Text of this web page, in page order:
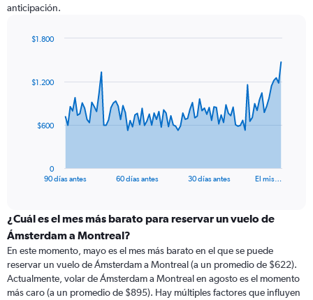
anticipación.
data
The
categories.
Range:
categories.
The
chart
has
90 días antes 60 días antes 30 días antes El mis…
0
$600
$1.200
$1.800
¿Cuál es el mes más barato para reservar un vuelo de
Ámsterdam a Montreal?
En este momento, mayo es el mes más barato en el que se puede
reservar un vuelo de Ámsterdam a Montreal (a un promedio de $622).
Actualmente, volar de Ámsterdam a Montreal en agosto es el momento
más caro (a un promedio de $895). Hay múltiples factores que influyen